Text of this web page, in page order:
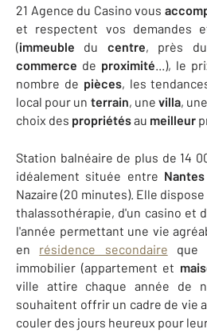
21 Agence du Casino vous
et respectent vos demandes
(immeuble du centre, près
commerce de proximité...), le
nombre de pièces, les
local pour un terrain, une villa,
choix des propriétésau meilleur
Station balnéaire de plus de 14
idéalement située entre Nantes
Nazaire (20 minutes). Elle
thalassothérapie, d'un casino et
l'année permettant une vie
en résidence secondaire que
immobilier (appartement et
ville attire chaque année de
souhaitent offrir un cadre de vie
couler des jours heureux pour